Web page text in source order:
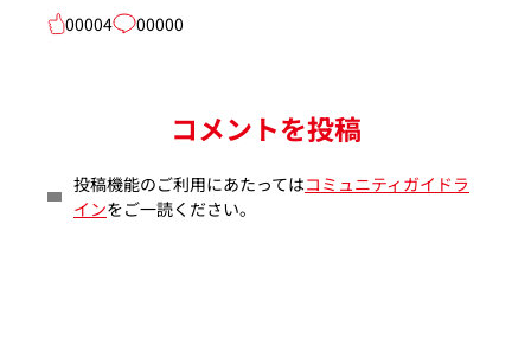
00004
00000
コメントを投稿
投稿機能のご利用にあたってはコミュニティガイドラ
インをご一読ください。